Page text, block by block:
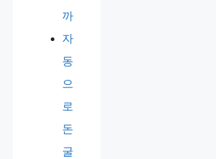
까
자
동
으
로
돈
굴